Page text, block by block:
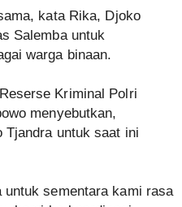
kata Rika, Djoko
Salemba untuk
warga binaan.
Kriminal Polri
menyebutkan,
Tjandra untuk saat ini
untuk sementara kami rasa